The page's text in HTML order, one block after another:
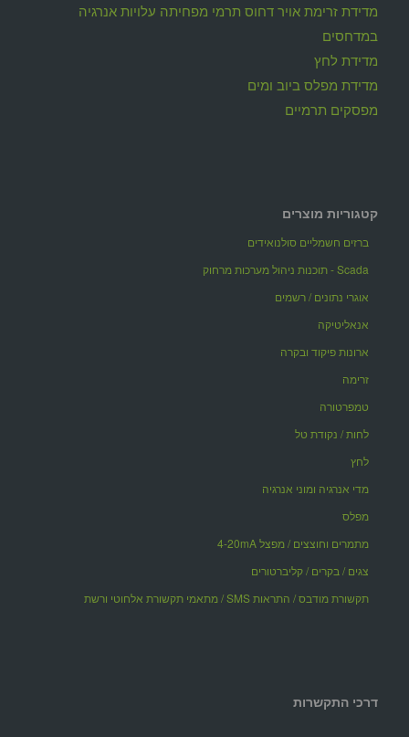
מדידת זרימת אויר דחוס תרמי מפחיתה עלויות אנרגיה
במדחסים
מדידת לחץ
מדידת מפלס ביוב ומים
מפסקים תרמיים
קטגוריות מוצרים
ברזים חשמליים סולנואידים
Scada - תוכנות ניהול מערכות מרחוק
אוגרי נתונים / רשמים
אנאליטיקה
ארונות פיקוד ובקרה
זרימה
טמפרטורה
לחות / נקודת טל
לחץ
מדי אנרגיה ומוני אנרגיה
מפלס
מתמרים וחוצצים / מפצל 4-20mA
צגים / בקרים / קליברטורים
תקשורת מודבס / התראות SMS / מתאמי תקשורת אלחוטי ורשת
דרכי התקשרות